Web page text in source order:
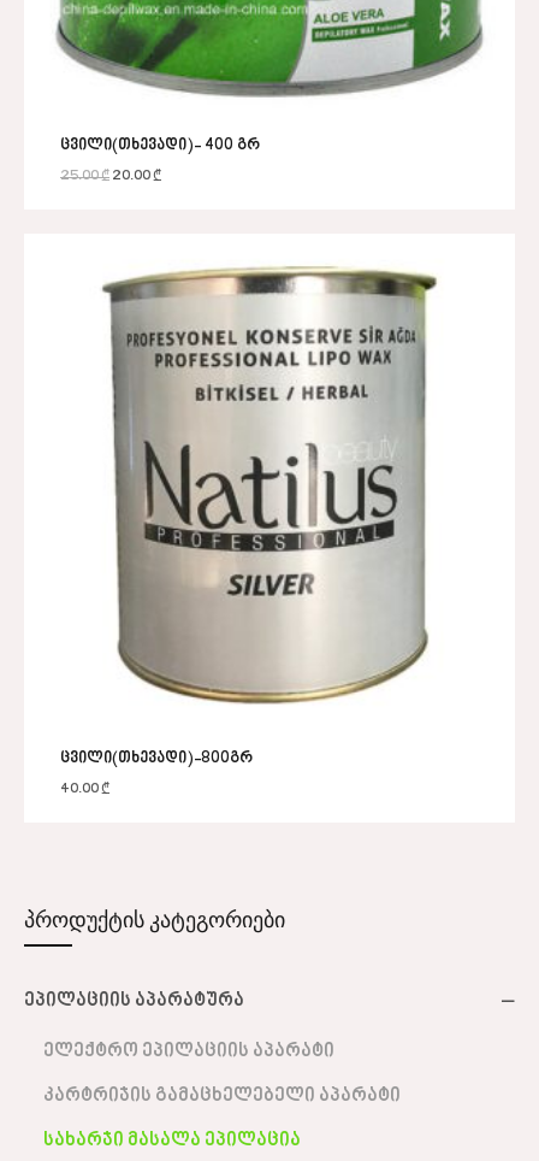
პროდუქტის კატეგორიები
ეპილაციის აპარატურა
ელექტრო ეპილაციის აპარატი
კარტრიჯის გამაცხელებელი აპარატი
სახარჯი მასალა ეპილაცია
ცვილი(თხევადი)- 400 გრ
25.00₾ 20.00₾
ცვილი(თხევადი)-800გრ
40.00₾